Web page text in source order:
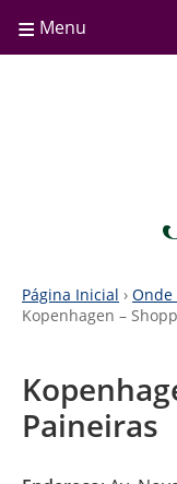
≡ Menu
Página Inicial › Onde
Kopenhagen –
Paineiras